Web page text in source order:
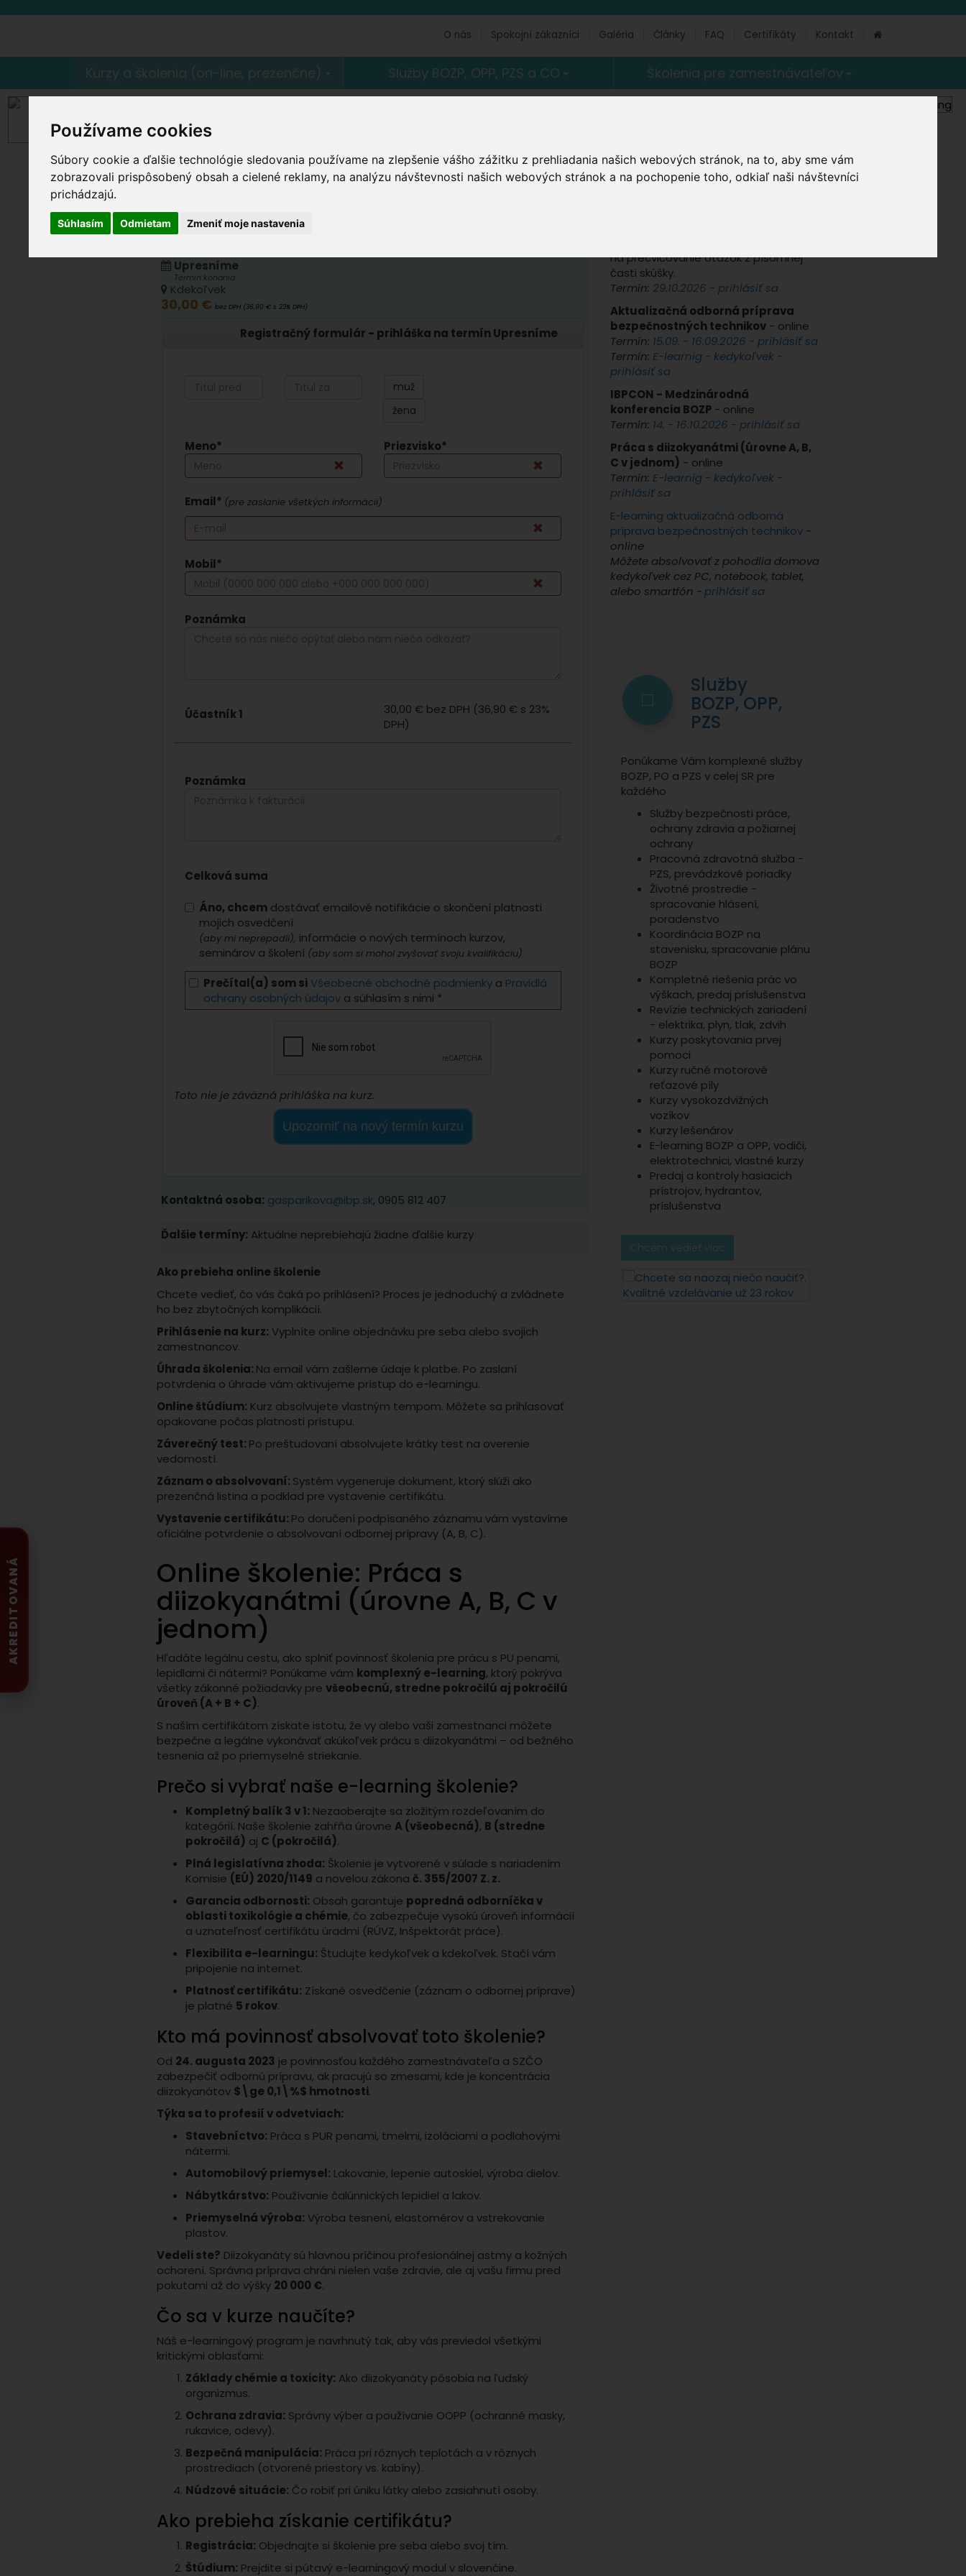
Používame cookies
Súbory cookie a ďalšie technológie sledovania používame na zlepšenie vášho zážitku z prehliadania našich webových stránok, na to, aby sme vám
zobrazovali prispôsobený obsah a cielené reklamy, na analýzu návštevnosti našich webových stránok a na pochopenie toho, odkiaľ naši návštevníci
prichádzajú.
Súhlasím Odmietam Zmeniť moje nastavenia
O nás Spokojní zákazníci Galéria Články FAQ Certifikáty Kontakt
Kurzy a školenia (on-line, prezenčne) Služby BOZP, OPP, PZS a CO Školenia pre zamestnávateľov
jednom)
Upresníme
Termín konania
Kdekoľvek
30,00 €bez DPH (36,90 € s 23% DPH)
Registračný formulár - prihláška na termín Upresníme
muž
žena
Meno* Priezvisko*
Email* (pre zaslanie všetkých informácii)
Mobil*
Poznámka
Účastník 1 30,00 € bez DPH (36,90 € s 23%
DPH)
Poznámka
Celková suma
Áno, chcem dostávať emailové notifikácie o skončení platnosti
mojich osvedčení
(aby mi neprepadli), informácie o nových termínoch kurzov,
seminárov a školení (aby som si mohol zvyšovať svoju kvalifikáciu)
Prečítal(a) som si Všeobecné obchodné podmienky a Pravidlá
ochrany osobných údajov a súhlasím s nimi *
Toto nie je záväzná prihláška na kurz.
Upozorniť na nový termín kurzu
Kontaktná osoba: gasparikova@ibp.sk, 0905 812 407
Ďalšie termíny: Aktuálne neprebiehajú žiadne ďalšie kurzy
Ako prebieha online školenie
Chcete vedieť, čo vás čaká po prihlásení? Proces je jednoduchý a zvládnete
ho bez zbytočných komplikácií.
Prihlásenie na kurz: Vyplníte online objednávku pre seba alebo svojich
zamestnancov.
Úhrada školenia: Na email vám zašleme údaje k platbe. Po zaslaní
potvrdenia o úhrade vám aktivujeme prístup do e-learningu.
Online štúdium: Kurz absolvujete vlastným tempom. Môžete sa prihlasovať
opakovane počas platnosti prístupu.
Záverečný test: Po preštudovaní absolvujete krátky test na overenie
vedomostí.
Záznam o absolvovaní: Systém vygeneruje dokument, ktorý slúži ako
prezenčná listina a podklad pre vystavenie certifikátu.
Vystavenie certifikátu: Po doručení podpísaného záznamu vám vystavíme
oficiálne potvrdenie o absolvovaní odbornej prípravy (A, B, C).
Online školenie: Práca s
diizokyanátmi (úrovne A, B, C v
jednom)
Hľadáte legálnu cestu, ako splniť povinnosť školenia pre prácu s PU penami,
lepidlami či nátermi? Ponúkame vám komplexný e-learning, ktorý pokrýva
všetky zákonné požiadavky prevšeobecnú, stredne pokročilú aj pokročilú
úroveň (A + B + C).
S naším certifikátom získate istotu, že vy alebo vaši zamestnanci môžete
bezpečne a legálne vykonávať akúkoľvek prácu s diizokyanátmi – od bežného
tesnenia až po priemyselné striekanie.
Prečo si vybrať naše e-learning školenie?
Kompletný balík 3 v 1: Nezaoberajte sa zložitým rozdeľovaním do
kategórií. Naše školenie zahŕňa úrovneA (všeobecná), B (stredne
pokročilá) aj C (pokročilá).
Plná legislatívna zhoda: Školenie je vytvorené v súlade s nariadením
Komisie (EÚ) 2020/1149 a novelou zákona č. 355/2007 Z. z.
Garancia odbornosti: Obsah garantuje popredná odborníčka v
oblasti toxikológie a chémie, čo zabezpečuje vysokú úroveň informácií
a uznateľnosť certifikátu úradmi (RÚVZ, Inšpektorát práce).
Flexibilita e-learningu: Študujte kedykoľvek a kdekoľvek. Stačí vám
pripojenie na internet.
Platnosť certifikátu: Získané osvedčenie (záznam o odbornej príprave)
je platné 5 rokov.
Kto má povinnosť absolvovať toto školenie?
Od 24. augusta 2023 je povinnosťou každého zamestnávateľa a SZČO
zabezpečiť odbornú prípravu, ak pracujú so zmesami, kde je koncentrácia
diizokyanátov $\ge 0,1\%$ hmotnosti.
Týka sa to profesií v odvetviach:
Stavebníctvo: Práca s PUR penami, tmelmi, izoláciami a podlahovými
nátermi.
Automobilový priemysel: Lakovanie, lepenie autoskiel, výroba dielov.
Nábytkárstvo: Používanie čalúnnických lepidiel a lakov.
Priemyselná výroba: Výroba tesnení, elastomérov a vstrekovanie
plastov.
Vedeli ste? Diizokyanáty sú hlavnou príčinou profesionálnej astmy a kožných
ochorení. Správna príprava chráni nielen vaše zdravie, ale aj vašu firmu pred
pokutami až do výšky 20 000 €.
Čo sa v kurze naučíte?
Náš e-learningový program je navrhnutý tak, aby vás previedol všetkými
kritickými oblasťami:
Základy chémie a toxicity: Ako diizokyanáty pôsobia na ľudský
organizmus.
Ochrana zdravia: Správny výber a používanie OOPP (ochranné masky,
rukavice, odevy).
Bezpečná manipulácia: Práca pri rôznych teplotách a v rôznych
prostrediach (otvorené priestory vs. kabíny).
Núdzové situácie: Čo robiť pri úniku látky alebo zasiahnutí osoby.
Ako prebieha získanie certifikátu?
Registrácia: Objednajte si školenie pre seba alebo svoj tím.
Štúdium: Prejdite si pútavý e-learningový modul v slovenčine.
Kurzy a školenia
Kurz pre koordinátorov- Prezenčne -
na precvičovanie otázok z písomnej
časti skúšky.
Termín: 29.10.2026 - prihlásiť sa
Aktualizačná odborná príprava
bezpečnostných technikov- online
Termín: 15.09. - 16.09.2026 - prihlásiť sa
Termín: E-learnig - kedykoľvek -
prihlásiť sa
IBPCON - Medzinárodná
konferencia BOZP - online
Termín: 14. - 16.10.2026 - prihlásiť sa
Práca s diizokyanátmi (úrovne A, B,
C v jednom) - online
Termín: E-learnig - kedykoľvek -
prihlásiť sa
E-learning aktualizačná odborná
príprava bezpečnostných technikov -
online
Môžete absolvovať z pohodlia domova
kedykoľvek cez PC, notebook, tablet,
alebo smartfón - prihlásiť sa
Služby
BOZP, OPP,
PZS
Ponúkame Vám komplexné služby
BOZP, PO a PZS v celej SR pre
každého
Služby bezpečnosti práce,
ochrany zdravia a požiarnej
ochrany
Pracovná zdravotná služba -
PZS, prevádzkové poriadky
Životné prostredie -
spracovanie hlásení,
poradenstvo
Koordinácia BOZP na
stavenisku, spracovanie plánu
BOZP
Kompletné riešenia prác vo
výškach, predaj príslušenstva
Revízie technických zariadení
- elektrika, plyn, tlak, zdvih
Kurzy poskytovania prvej
pomoci
Kurzy ručné motorové
reťazové píly
Kurzy vysokozdvižných
vozíkov
Kurzy lešenárov
E-learning BOZP a OPP, vodiči,
elektrotechnici, vlastné kurzy
Predaj a kontroly hasiacich
prístrojov, hydrantov,
príslušenstva
Chcem vedieť viac
AKREDITOVANÁ